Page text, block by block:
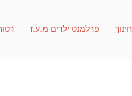
פרלמנט ילדים מ.ע.ז